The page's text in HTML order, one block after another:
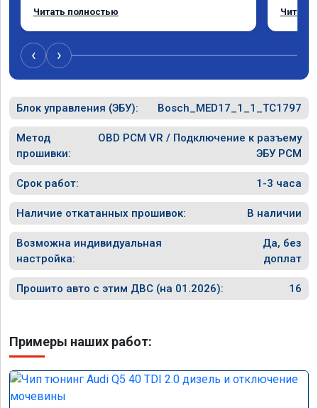
как договаривались заранее.После работы
случае поломки авто.Однозначно
рекомендую Алексея как грамотного
специалиста!
Читать полностью
Арман
Читать
‹ ›
Блок управления (ЭБУ): Bosch_MED17_1_1_TC1797
Метод
прошивки:
OBD PCM VR / Подключение к разъему
ЭБУ PCM
Срок работ: 1-3 часа
Наличие откатанных прошивок: В наличии
Возможна индивидуальная
настройка:
Да, без
доплат
Прошито авто с этим ДВС (на 01.2026): 16
Примеры наших работ: